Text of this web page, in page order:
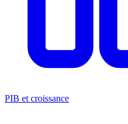
PIB et croissance